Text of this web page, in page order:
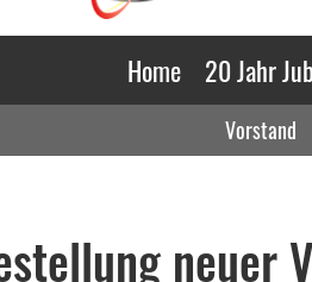
Home 20 Jahr
Vorstand
neuer